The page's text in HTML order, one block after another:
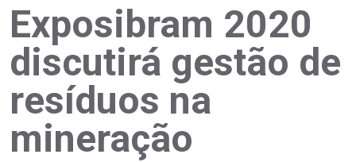
Exposibram 2020
discutirá gestão de
resíduos na
mineração